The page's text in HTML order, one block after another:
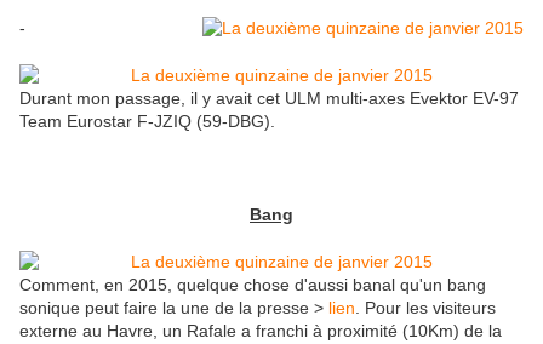
-
Durant mon passage, il y avait cet ULM multi-axes Evektor EV-97
Team Eurostar F-JZIQ (59-DBG).
Bang
Comment, en 2015, quelque chose d'aussi banal qu'un bang
sonique peut faire la une de la presse > lien . Pour les visiteurs
externe au Havre, un Rafale a franchi à proximité (10Km) de la